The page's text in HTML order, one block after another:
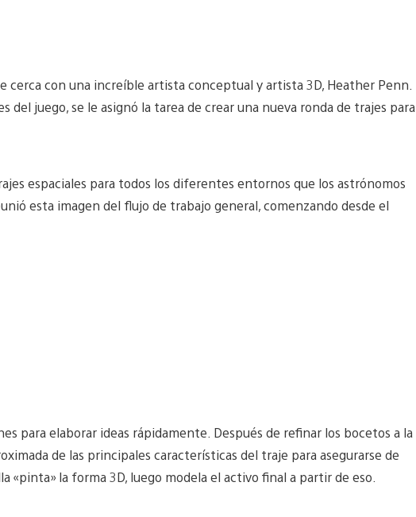
cerca con una increíble artista conceptual y artista 3D, Heather Penn.
del juego, se le asignó la tarea de crear una nueva ronda de trajes para
espaciales para todos los diferentes entornos que los astrónomos
esta imagen del flujo de trabajo general, comenzando desde el
para elaborar ideas rápidamente. Después de refinar los bocetos a la
de las principales características del traje para asegurarse de
«pinta» la forma 3D, luego modela el activo final a partir de eso.